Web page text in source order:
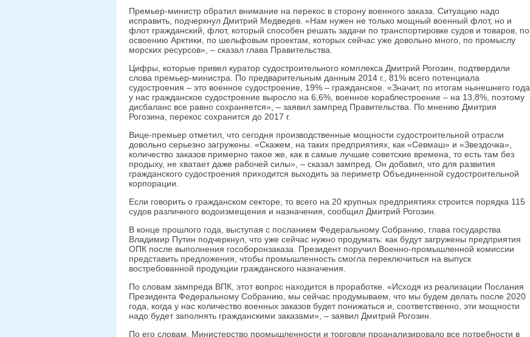
Премьер-министр обратил внимание на перекос в сторону военного заказа. Ситуацию надо
исправить, подчеркнул Дмитрий Медведев. «Нам нужен не только мощный военный флот, но и
флот гражданский, флот, который способен решать задачи по транспортировке судов и товаров, по
освоению Арктики, по шельфовым проектам, которых сейчас уже довольно много, по промыслу
морских ресурсов», – сказал глава Правительства.
Цифры, которые привел куратор судостроительного комплекса Дмитрий Рогозин, подтвердили
слова премьер-министра. По предварительным данным 2014 г., 81% всего потенциала
судостроения – это военное судостроение, 19% – гражданское. «Значит, по итогам нынешнего года
у нас гражданское судостроение выросло на 6,6%, военное кораблестроение – на 13,8%, поэтому
дисбаланс все равно сохраняется», – заявил зампред Правительства. По мнению Дмитрия
Рогозина, перекос сохранится до 2017 г.
Вице-премьер отметил, что сегодня производственные мощности судостроительной отрасли
довольно серьезно загружены. «Скажем, на таких предприятиях, как «Севмаш» и «Звездочка»,
количество заказов примерно такое же, как в самые лучшие советские времена, то есть там без
продыху, не хватает даже рабочей силы», – сказал зампред. Он добавил, что для развития
гражданского судостроения приходится выходить за периметр Объединенной судостроительной
корпорации.
Если говорить о гражданском секторе, то всего на 20 крупных предприятиях строится порядка 115
судов различного водоизмещения и назначения, сообщил Дмитрий Рогозин.
В конце прошлого года, выступая с посланием Федеральному Собранию, глава государства
Владимир Путин подчеркнул, что уже сейчас нужно продумать: как будут загружены предприятия
ОПК после выполнения гособоронзаказа. Президент поручил Военно-промышленной комиссии
представить предложения, чтобы промышленность смогла переключиться на выпуск
востребованной продукции гражданского назначения.
По словам зампреда ВПК, этот вопрос находится в проработке. «Исходя из реализации Послания
Президента Федеральному Собранию, мы сейчас продумываем, что мы будем делать после 2020
года, когда у нас количество военных заказов будет понижаться и, соответственно, эти мощности
надо будет заполнять гражданскими заказами», – заявил Дмитрий Рогозин.
По его словам, Министерство промышленности и торговли проанализировало все потребности в